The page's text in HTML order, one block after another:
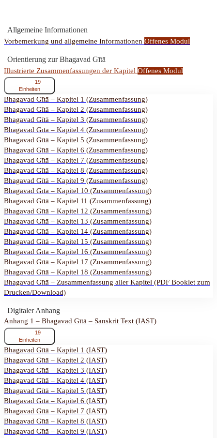
Allgemeine Informationen
Vorbemerkung und allgemeine Informationen Offenes Modul
Orientierung zur Bhagavad Gītā
Illustrierte Zusammenfassungen der Kapitel Offenes Modul
einklappen
Illustrierte
Zusammenfassungen
der
Kapitel
19
Einheiten
Bhagavad Gītā – Kapitel 1 (Zusammenfassung)
Bhagavad Gītā – Kapitel 2 (Zusammenfassung)
Bhagavad Gītā – Kapitel 3 (Zusammenfassung)
Bhagavad Gītā – Kapitel 4 (Zusammenfassung)
Bhagavad Gītā – Kapitel 5 (Zusammenfassung)
Bhagavad Gītā – Kapitel 6 (Zusammenfassung)
Bhagavad Gītā – Kapitel 7 (Zusammenfassung)
Bhagavad Gītā – Kapitel 8 (Zusammenfassung)
Bhagavad Gītā – Kapitel 9 (Zusammenfassung)
Bhagavad Gītā – Kapitel 10 (Zusammenfassung)
Bhagavad Gītā – Kapitel 11 (Zusammenfassung)
Bhagavad Gītā – Kapitel 12 (Zusammenfassung)
Bhagavad Gītā – Kapitel 13 (Zusammenfassung)
Bhagavad Gītā – Kapitel 14 (Zusammenfassung)
Bhagavad Gītā – Kapitel 15 (Zusammenfassung)
Bhagavad Gītā – Kapitel 16 (Zusammenfassung)
Bhagavad Gītā – Kapitel 17 (Zusammenfassung)
Bhagavad Gītā – Kapitel 18 (Zusammenfassung)
Bhagavad Gītā – Zusammenfassung aller Kapitel (PDF Booklet zum
Drucken/Download)
Digitaler Anhang
Anhang 1 – Bhagavad Gītā – Sanskrit Text (IAST)
ausklappen
Anhang
1
–
Bhagavad
Gītā
–
Sanskrit
Text
(IAST)
19
Einheiten
Bhagavad Gītā – Kapitel 1 (IAST)
Bhagavad Gītā – Kapitel 2 (IAST)
Bhagavad Gītā – Kapitel 3 (IAST)
Bhagavad Gītā – Kapitel 4 (IAST)
Bhagavad Gītā – Kapitel 5 (IAST)
Bhagavad Gītā – Kapitel 6 (IAST)
Bhagavad Gītā – Kapitel 7 (IAST)
Bhagavad Gītā – Kapitel 8 (IAST)
Bhagavad Gītā – Kapitel 9 (IAST)